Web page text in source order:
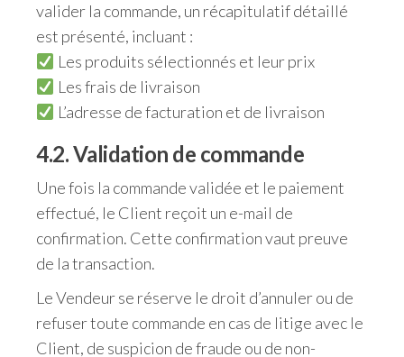
valider la commande, un récapitulatif détaillé
est présenté, incluant :
Les produits sélectionnés et leur prix
Les frais de livraison
L’adresse de facturation et de livraison
4.2. Validation de commande
Une fois la commande validée et le paiement
effectué, le Client reçoit un e-mail de
confirmation. Cette confirmation vaut preuve
de la transaction.
Le Vendeur se réserve le droit d’annuler ou de
refuser toute commande en cas de litige avec le
Client, de suspicion de fraude ou de non-